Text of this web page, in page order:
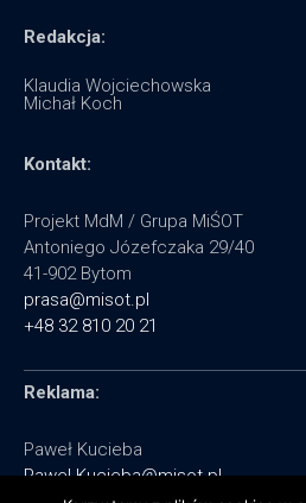
Redakcja:
Klaudia Wojciechowska
Michał Koch
Kontakt:
Projekt MdM / Grupa MiŚOT
Antoniego Józefczaka 29/40
41-902 Bytom
prasa@misot.pl
+48 32 810 20 21
Reklama:
Paweł Kucieba
Pawel.Kucieba@misot.pl